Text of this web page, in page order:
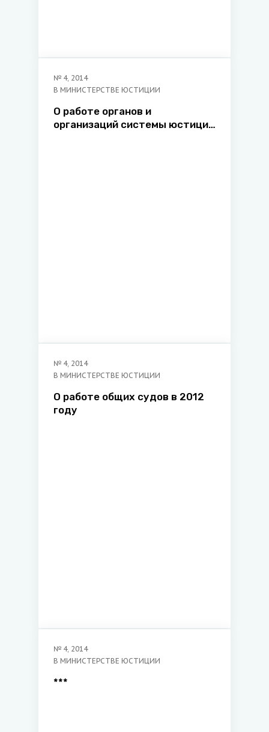
№ 4, 2014
В МИНИСТЕРСТВЕ ЮСТИЦИИ
О работе органов и
организаций системы юстиции
№ 4, 2014
В МИНИСТЕРСТВЕ ЮСТИЦИИ
О работе общих судов в 2012
году
№ 4, 2014
В МИНИСТЕРСТВЕ ЮСТИЦИИ
***